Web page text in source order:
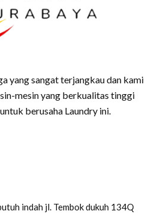
yang sangat terjangkau dan kami
mesin yang berkualitas tinggi
berusaha Laundry ini.
indah jl. Tembok dukuh 134Q